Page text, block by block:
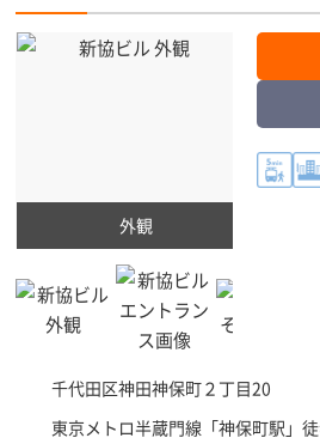
外観
千代田区神田神保町２丁目20
東京メトロ半蔵門線「神保町駅 」